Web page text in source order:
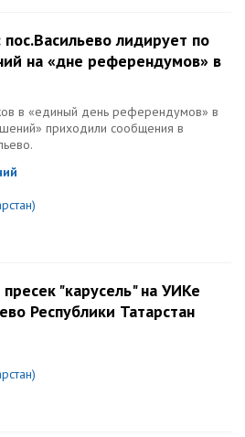
лидирует по
на «дне референдумов» в
в «единый день референдумов» в
приходили сообщения в
"карусель" на УИКе
Республики Татарстан